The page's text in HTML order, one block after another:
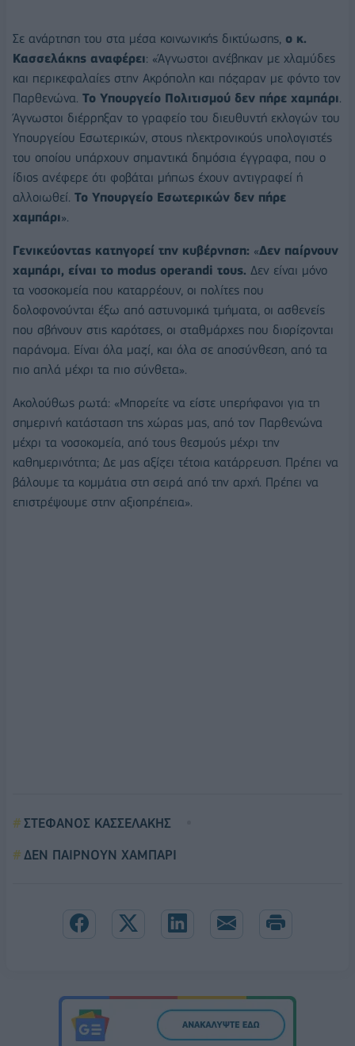
Σε ανάρτηση του στα μέσα κοινωνικής δικτύωσης, ο κ.
Κασσελάκης αναφέρει: «Άγνωστοι ανέβηκαν με χλαμύδες
και περικεφαλαίες στην Ακρόπολη και πόζαραν με φόντο τον
Παρθενώνα. Το Υπουργείο Πολιτισμού δεν πήρε χαμπάρι.
Άγνωστοι διέρρηξαν το γραφείο του διευθυντή εκλογών του
Υπουργείου Εσωτερικών, στους ηλεκτρονικούς υπολογιστές
του οποίου υπάρχουν σημαντικά δημόσια έγγραφα, που ο
ίδιος ανέφερε ότι φοβάται μήπως έχουν αντιγραφεί ή
αλλοιωθεί. Το Υπουργείο Εσωτερικών δεν πήρε
χαμπάρι».
Γενικεύοντας κατηγορεί την κυβέρνηση: «Δεν παίρνουν
χαμπάρι, είναι το modus operandi τους. Δεν είναι μόνο
τα νοσοκομεία που καταρρέουν, οι πολίτες που
δολοφονούνται έξω από αστυνομικά τμήματα, οι ασθενείς
που σβήνουν στις καρότσες, οι σταθμάρχες που διορίζονται
παράνομα. Είναι όλα μαζί, και όλα σε αποσύνθεση, από τα
πιο απλά μέχρι τα πιο σύνθετα».
Ακολούθως ρωτά: «Μπορείτε να είστε υπερήφανοι για τη
σημερινή κατάσταση της χώρας μας, από τον Παρθενώνα
μέχρι τα νοσοκομεία, από τους θεσμούς μέχρι την
καθημερινότητα; Δε μας αξίζει τέτοια κατάρρευση. Πρέπει να
βάλουμε τα κομμάτια στη σειρά από την αρχή. Πρέπει να
επιστρέψουμε στην αξιοπρέπεια».
ΣΤΕΦΑΝΟΣ ΚΑΣΣΕΛΑΚΗΣ
ΔΕΝ ΠΑΙΡΝΟΥΝ ΧΑΜΠΑΡΙ